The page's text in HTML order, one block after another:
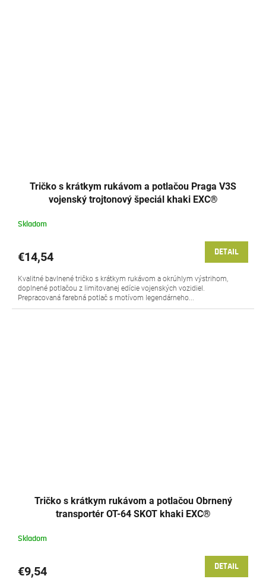
Tričko s krátkym rukávom a potlačou Praga V3S
vojenský trojtonový špeciál khaki EXC®
Skladom
€14,54 DETAIL
Kvalitné bavlnené tričko s krátkym rukávom a okrúhlym výstrihom,
doplnené potlačou z limitovanej edície vojenských vozidiel.
Prepracovaná farebná potlač s motívom legendárneho...
Tričko s krátkym rukávom a potlačou Obrnený
transportér OT-64 SKOT khaki EXC®
Skladom
€9,54 DETAIL